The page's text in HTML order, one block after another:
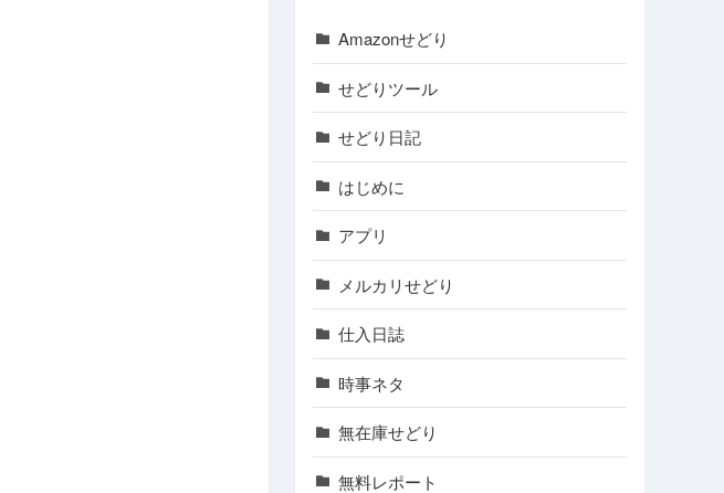
Amazonせどり
せどりツール
せどり日記
はじめに
アプリ
メルカリせどり
仕入日誌
時事ネタ
無在庫せどり
無料レポート